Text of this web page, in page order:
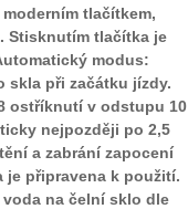
tlačítkem,
Stisknutím tlačítka je
modus:
skla při začátku jízdy.
ostříknutí v odstupu 10
nejpozději po 2,5
a zabrání zapocení
je připravena k použití.
na čelní sklo dle